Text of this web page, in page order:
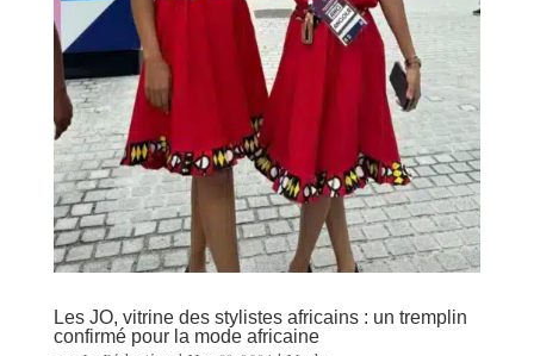
Les JO, vitrine des stylistes africains : un tremplin
confirmé pour la mode africaine